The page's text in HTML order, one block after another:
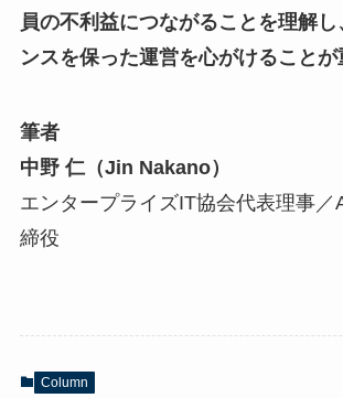
員の不利益につながることを理解
ンスを保った運営を心がけることが
筆者
中野 仁（Jin Nakano）
エンタープライズIT協会代表理事／
締役
Column